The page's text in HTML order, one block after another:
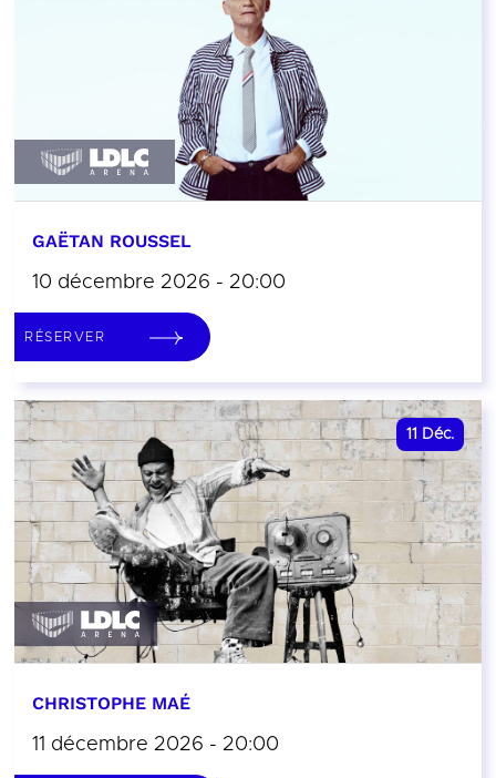
GAËTAN ROUSSEL
10 décembre 2026 - 20:00
RÉSERVER
11 Déc.
CHRISTOPHE MAÉ
11 décembre 2026 - 20:00